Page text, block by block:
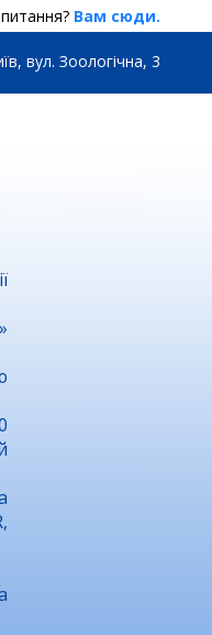
Вам сюди.
вул. Зоологічна, 3